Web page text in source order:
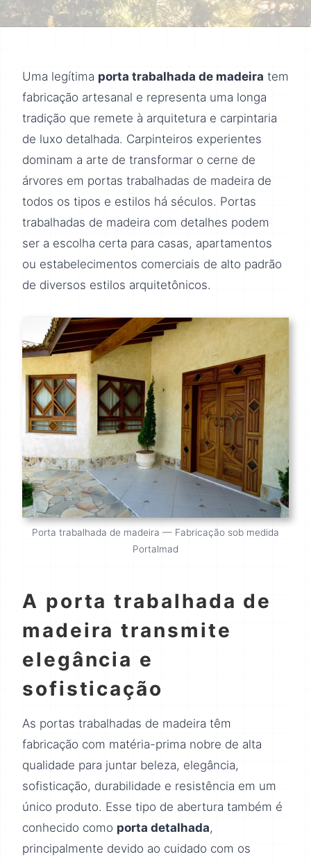
Uma legítima porta trabalhada de madeira tem
fabricação artesanal e representa uma longa
tradição que remete à arquitetura e carpintaria
de luxo detalhada. Carpinteiros experientes
dominam a arte de transformar o cerne de
árvores em portas trabalhadas de madeira de
todos os tipos e estilos há séculos. Portas
trabalhadas de madeira com detalhes podem
ser a escolha certa para casas, apartamentos
ou estabelecimentos comerciais de alto padrão
de diversos estilos arquitetônicos.
Porta trabalhada de madeira — Fabricação sob medida
Portalmad
A porta trabalhada de
madeira transmite
elegância e
sofisticação
As portas trabalhadas de madeira têm
fabricação com matéria-prima nobre de alta
qualidade para juntar beleza, elegância,
sofisticação, durabilidade e resistência em um
único produto. Esse tipo de abertura também é
conhecido como porta detalhada,
principalmente devido ao cuidado com os